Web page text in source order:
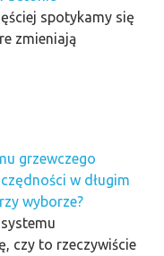
spotykamy się
zmieniają
grzewczego
w długim
wyborze?
czy to rzeczywiście